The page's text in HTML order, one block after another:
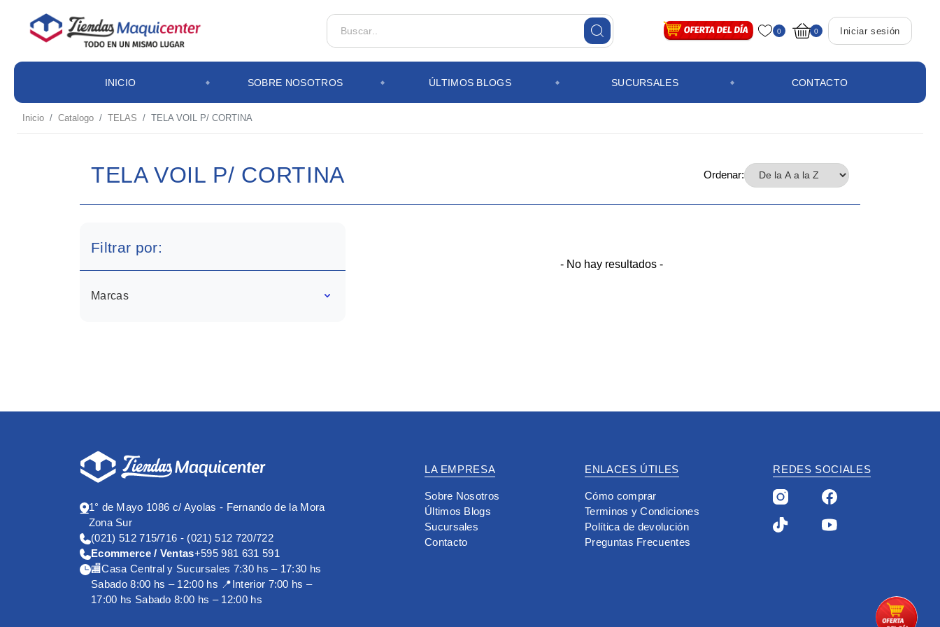
0 0 Iniciar sesión
INICIO SOBRE NOSOTROS ÚLTIMOS BLOGS SUCURSALES CONTACTO
Inicio Catalogo TELAS TELA VOIL P/ CORTINA
TELA VOIL P/ CORTINA Ordenar:
Filtrar por:
Marcas
- No hay resultados -
1° de Mayo 1086 c/ Ayolas - Fernando de la Mora
Zona Sur
(021) 512 715/716 - (021) 512 720/722
Ecommerce / Ventas+595 981 631 591
🏬Casa Central y Sucursales 7:30 hs – 17:30 hs
Sabado 8:00 hs – 12:00 hs 📍Interior 7:00 hs –
17:00 hs Sabado 8:00 hs – 12:00 hs
LA EMPRESA
Sobre Nosotros
Últimos Blogs
Sucursales
Contacto
ENLACES ÚTILES
Cómo comprar
Terminos y Condiciones
Política de devolución
Preguntas Frecuentes
REDES SOCIALES